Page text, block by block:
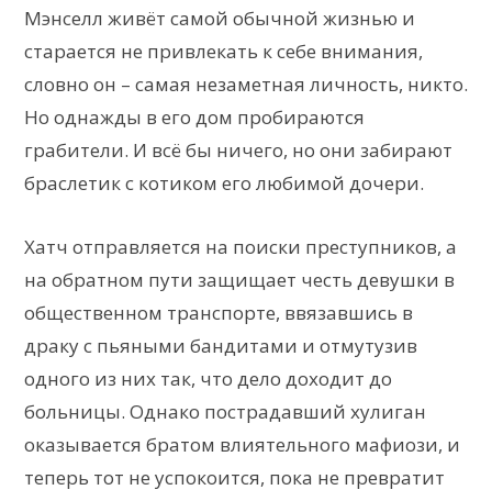
Мэнселл живёт самой обычной жизнью и
старается не привлекать к себе внимания,
словно он – самая незаметная личность, никто.
Но однажды в его дом пробираются
грабители. И всё бы ничего, но они забирают
браслетик с котиком его любимой дочери.
Хатч отправляется на поиски преступников, а
на обратном пути защищает честь девушки в
общественном транспорте, ввязавшись в
драку с пьяными бандитами и отмутузив
одного из них так, что дело доходит до
больницы. Однако пострадавший хулиган
оказывается братом влиятельного мафиози, и
теперь тот не успокоится, пока не превратит